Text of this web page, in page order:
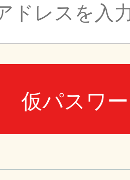
仮パスワ